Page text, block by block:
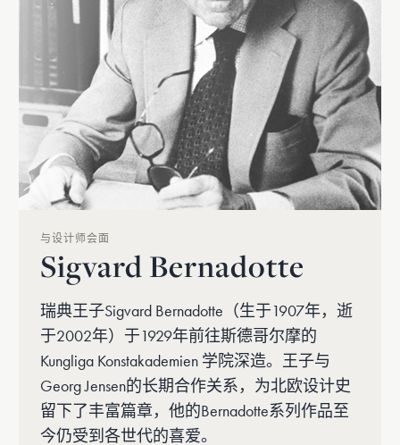
与设计师会面
Sigvard Bernadotte
瑞典王子Sigvard Bernadotte（生于1907年，逝
于2002年）于1929年前往斯德哥尔摩的
Kungliga Konstakademien 学院深造。王子与
Georg Jensen的长期合作关系，为北欧设计史
留下了丰富篇章，他的Bernadotte系列作品至
今仍受到各世代的喜爱。